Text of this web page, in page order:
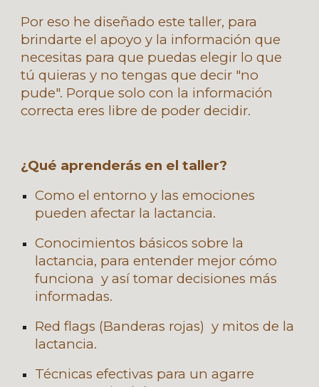
Por eso he diseñado este taller, para
brindarte el apoyo y la información que
necesitas para que puedas elegir lo que
tú quieras y no tengas que decir "no
pude". Porque solo con la información
correcta eres libre de poder decidir.
¿Qué aprenderás en el taller?
Como el entorno y las emociones
pueden afectar la lactancia.
Conocimientos básicos sobre la
lactancia, para entender mejor cómo
funciona y así tomar decisiones más
informadas.
Red flags (Banderas rojas) y mitos de la
lactancia.
Técnicas efectivas para un agarre